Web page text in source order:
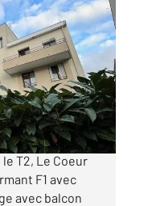
A deux
T2, Le Coeur
F1 avec
avec balcon